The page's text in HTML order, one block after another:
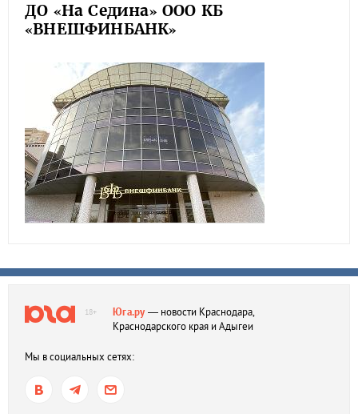
ДО «На Седина» ООО КБ
«ВНЕШФИНБАНК»
18+ Юга.ру— новости Краснодара,
Краснодарского края и Адыгеи
Мы в социальных сетях: